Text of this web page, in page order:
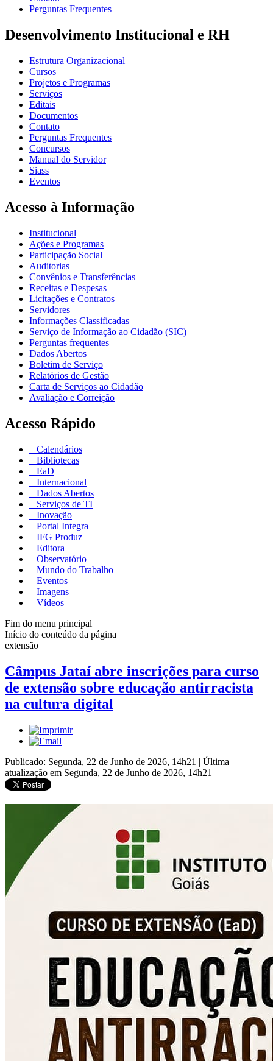
Perguntas Frequentes
Desenvolvimento Institucional e RH
Estrutura Organizacional
Cursos
Projetos e Programas
Serviços
Editais
Documentos
Contato
Perguntas Frequentes
Concursos
Manual do Servidor
Siass
Eventos
Acesso à Informação
Institucional
Ações e Programas
Participação Social
Auditorias
Convênios e Transferências
Receitas e Despesas
Licitações e Contratos
Servidores
Informações Classificadas
Serviço de Informação ao Cidadão (SIC)
Perguntas frequentes
Dados Abertos
Boletim de Serviço
Relatórios de Gestão
Carta de Serviços ao Cidadão
Avaliação e Correição
Acesso Rápido
Calendários
Bibliotecas
EaD
Internacional
Dados Abertos
Serviços de TI
Inovação
Portal Integra
IFG Produz
Editora
Observatório
Mundo do Trabalho
Eventos
Imagens
Vídeos
Fim do menu principal
Início do conteúdo da página
extensão
Câmpus Jataí abre inscrições para curso
de extensão sobre educação antirracista
na cultura digital
Publicado: Segunda, 22 de Junho de 2026, 14h21 | Última
atualização em Segunda, 22 de Junho de 2026, 14h21